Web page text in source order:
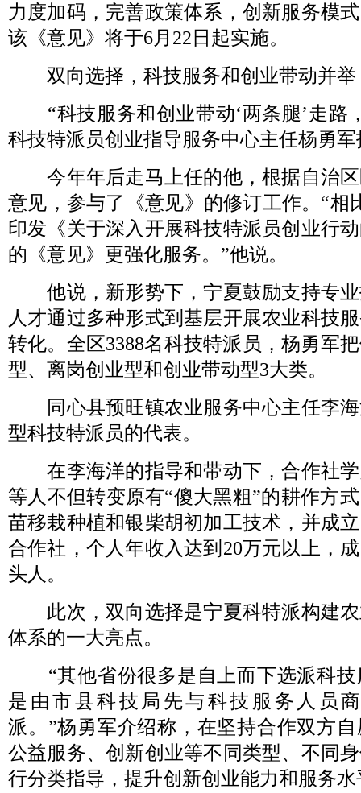
力度加码，完善政策体系，创新服务模
该《意见》将于6月22日起实施。
双向选择，科技服务和创业带动并举
“科技服务和创业带动‘两条腿’走路
科技特派员创业指导服务中心主任杨勇
今年年后走马上任的他，根据自治区
意见，参与了《意见》的修订工作。“相
印发《关于深入开展科技特派员创业行
的《意见》更强化服务。”他说。
他说，新形势下，宁夏鼓励支持专业
人才通过多种形式到基层开展农业科技
转化。全区3388名科技特派员，杨勇军
型、离岗创业型和创业带动型3大类。
同心县预旺镇农业服务中心主任李海
型科技特派员的代表。
在李海洋的指导和带动下，合作社学
等人不但转变原有“傻大黑粗”的耕作方
苗移栽种植和银柴胡初加工技术，并成
合作社，个人年收入达到20万元以上，
头人。
此次，双向选择是宁夏科特派构建农
体系的一大亮点。
“其他省份很多是自上而下选派科技
是由市县科技局先与科技服务人员
派。”杨勇军介绍称，在坚持合作双方
公益服务、创新创业等不同类型、不同
行分类指导，提升创新创业能力和服务水